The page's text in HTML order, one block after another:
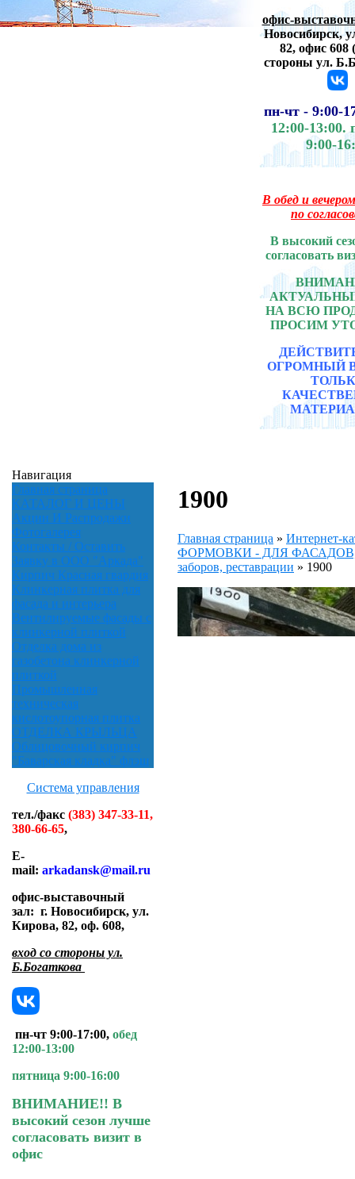
офис-
Новосибирск,
82, офис 608 (
стороны ул.
пн-чт - 9:00-
12:00-13:00.
9:00-
В обед и
по
В высокий
согласовать
НА ВСЮ
ПРОСИМ
ОГРОМНЫЙ
Навигация
Главная страница
КАТАЛОГ И ЦЕНЫ
Акции И Распродажи
Фотогалерея
Контакты / Оставить
Заявку в ООО "Аркада"
Кирпич Красная гвардия
Клинкерная плитка для
фасада и интерьера
Вентилируемые фасады с
клинкерной плиткой
Отделка дома из
газобетона клинкерной
плиткой
Промышленная
техническая
кислотоупорная плитка
ОТДЕЛКА КРЫЛЬЦА
Облицовочный кирпич
"Баварская кладка" флэш
Система управления
тел./факс (383) 347-33-11,
380-66-65,
E-
mail: arkadansk@mail.ru
офис-выставочный
зал: г. Новосибирск, ул.
Кирова, 82, оф. 608,
вход со стороны ул.
Б.Богаткова
пн-чт 9:00-17:00, обед
12:00-13:00
пятница 9:00-16:00
ВНИМАНИЕ!! В
высокий сезон лучше
согласовать визит в
офис
1900
Главная страница » Интернет-
ФОРМОВКИ - ДЛЯ ФАСАДОВ,
заборов, реставрации » 1900